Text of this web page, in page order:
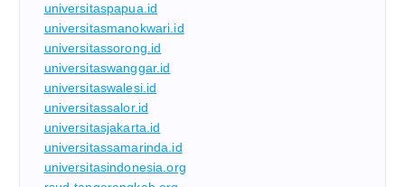
universitaspapua.id
universitasmanokwari.id
universitassorong.id
universitaswanggar.id
universitaswalesi.id
universitassalor.id
universitasjakarta.id
universitassamarinda.id
universitasindonesia.org